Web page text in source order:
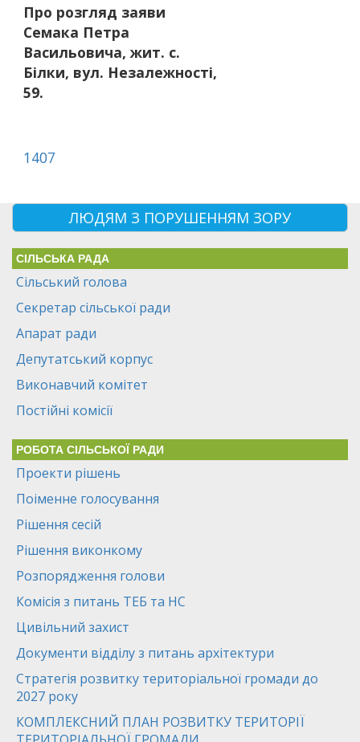
Про розгляд заяви
Семака Петра
Васильовича, жит. с.
Білки, вул. Незалежності,
59.
1407
ЛЮДЯМ З ПОРУШЕННЯМ ЗОРУ
СІЛЬСЬКА РАДА
Сільський голова
Секретар сільської ради
Апарат ради
Депутатський корпус
Виконавчий комітет
Постійні комісії
РОБОТА СІЛЬСЬКОЇ РАДИ
Проекти рішень
Поіменне голосування
Рішення сесій
Рішення виконкому
Розпорядження голови
Комісія з питань ТЕБ та НС
Цивільний захист
Документи відділу з питань архітектури
Стратегія розвитку територіальної громади до
2027 року
КОМПЛЕКСНИЙ ПЛАН РОЗВИТКУ ТЕРИТОРІЇ